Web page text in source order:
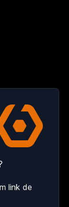
link de